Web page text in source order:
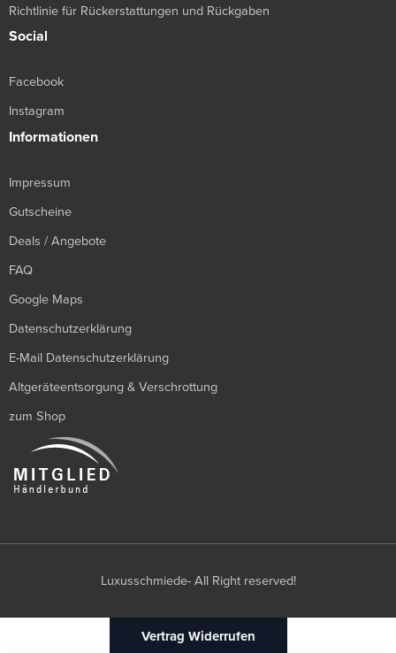
Richtlinie für Rückerstattungen und Rückgaben
Social
Facebook
Instagram
Informationen
Impressum
Gutscheine
Deals / Angebote
FAQ
Google Maps
Datenschutzerklärung
E-Mail Datenschutzerklärung
Altgeräteentsorgung & Verschrottung
zum Shop
Luxusschmiede- All Right reserved!
Vertrag Widerrufen